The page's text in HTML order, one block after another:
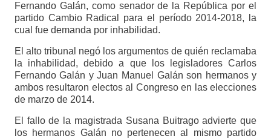
Fernando Galán, como senador de la República por el
partido Cambio Radical para el período 2014-2018, la
cual fue demanda por inhabilidad.
El alto tribunal negó los argumentos de quién reclamaba
la inhabilidad, debido a que los legisladores Carlos
Fernando Galán y Juan Manuel Galán son hermanos y
ambos resultaron electos al Congreso en las elecciones
de marzo de 2014.
El fallo de la magistrada Susana Buitrago advierte que
los hermanos Galán no pertenecen al mismo partido